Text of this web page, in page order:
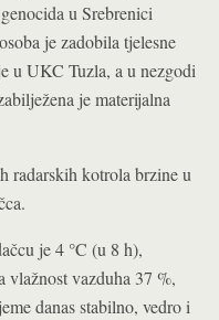
u Srebrenici
je zadobila tjelesne
u UKC Tuzla, a u nezgodi
je materijalna
radarskih kotrola brzine u
je 4 °C (u 8 h),
vlažnost vazduha 37 %,
danas stabilno, vedro i